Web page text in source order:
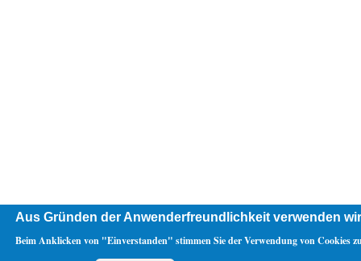
Aus Gründen der Anwenderfreundlichkeit verwenden
Beim Anklicken von "Einverstanden" stimmen Sie der Verwendung von Cookies